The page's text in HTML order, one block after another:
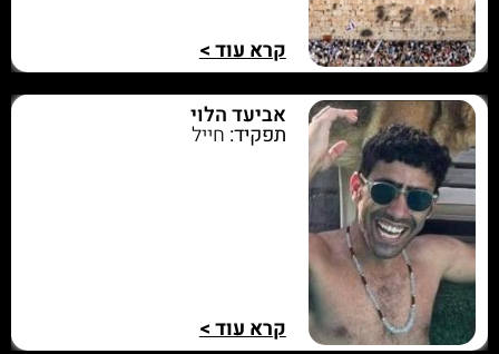
קרא עוד >
אביעד הלוי
תפקיד: חייל
קרא עוד >